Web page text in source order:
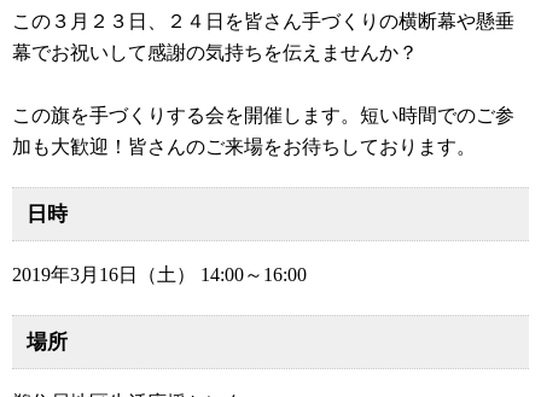
この３月２３日、２４日を皆さん手づくりの横断幕や懸垂
幕でお祝いして感謝の気持ちを伝えませんか？
この旗を手づくりする会を開催します。短い時間でのご参
加も大歓迎！皆さんのご来場をお待ちしております。
日時
2019年3月16日（土） 14:00～16:00
場所